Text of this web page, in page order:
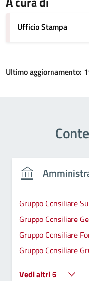
Ufficio Stampa
Ultimo aggiornamento:
Gruppo Consiliare
Gruppo Consiliare
Gruppo Consiliare
Gruppo Consiliare
Vedi altri 6